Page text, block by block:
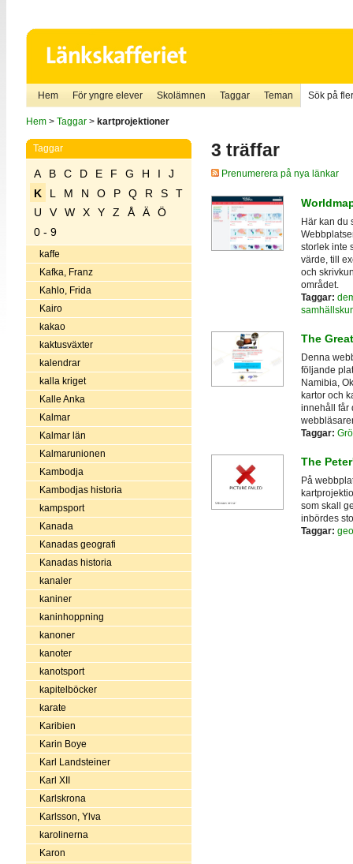
Hem För yngre elever Skolämnen Taggar Teman Sök på
Hem> Taggar> kartprojektioner
Taggar
A B C D E F G H I
J
K
L M N O P Q R S
T
U
V W X Y Z Å Ä
Ö
0 - 9
kaffe
Kafka, Franz
Kahlo, Frida
Kairo
kakao
kaktusväxter
kalendrar
kalla kriget
Kalle Anka
Kalmar
Kalmar län
Kalmarunionen
Kambodja
Kambodjas historia
kampsport
Kanada
Kanadas geografi
Kanadas historia
kanaler
kaniner
kaninhoppning
kanoner
kanoter
kanotsport
kapitelböcker
karate
Karibien
Karin Boye
Karl Landsteiner
Karl XII
Karlskrona
Karlsson, Ylva
karolinerna
Karon
3 träffar
Prenumerera på nya länkar
Här kan du
storlek inte
värde, till
och
området.
Taggar:
The
Denna
följande
Namibia,
kartor och
innehåll får
Taggar:
The
På
som skall
inbördes
Taggar: